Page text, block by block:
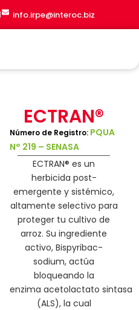
info.irpe@interoc.biz
ECTRAN®
Número de Registro: PQUA
N° 219 – SENASA
ECTRAN® es un
herbicida post-
emergente y sistémico,
altamente selectivo para
proteger tu cultivo de
arroz. Su ingrediente
activo,Bispyribac-
sodium, actúa
bloqueando la
enzima acetolactato sintasa
(ALS), la cual